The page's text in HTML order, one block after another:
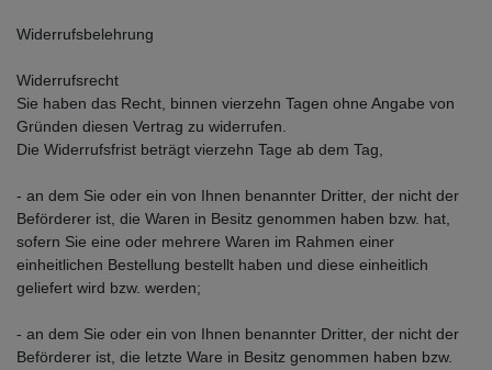
Widerrufsbelehrung
Widerrufsrecht
Sie haben das Recht, binnen vierzehn Tagen ohne Angabe von
Gründen diesen Vertrag zu widerrufen.
Die Widerrufsfrist beträgt vierzehn Tage ab dem Tag,
- an dem Sie oder ein von Ihnen benannter Dritter, der nicht der
Beförderer ist, die Waren in Besitz genommen haben bzw. hat,
sofern Sie eine oder mehrere Waren im Rahmen einer
einheitlichen Bestellung bestellt haben und diese einheitlich
geliefert wird bzw. werden;
- an dem Sie oder ein von Ihnen benannter Dritter, der nicht der
Beförderer ist, die letzte Ware in Besitz genommen haben bzw.